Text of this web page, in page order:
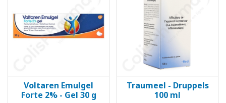
Voltaren Emulgel
Forte 2% - Gel 30 g
Traumeel - Druppels
100 ml